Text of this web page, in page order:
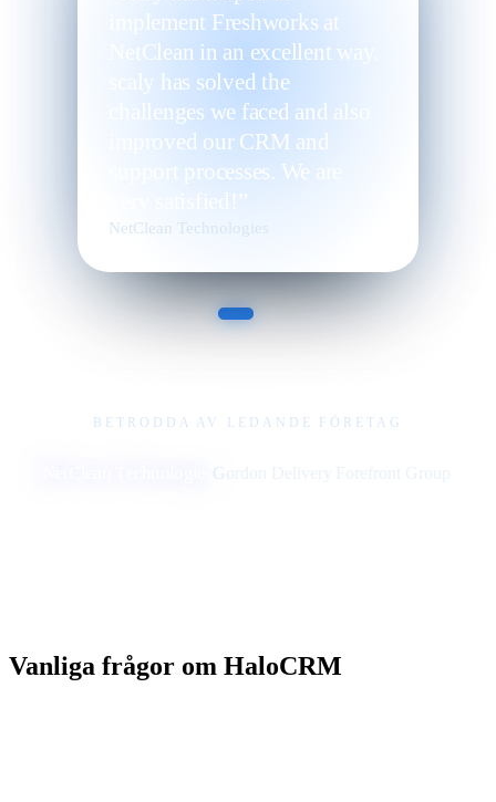
implement Freshworks at
NetClean in an excellent way.
scaly has solved the
challenges we faced and also
improved our CRM and
support processes. We are
very satisfied!”
NetClean Technologies
BETRODDA AV LEDANDE FÖRETAG
Gordon Delivery
Vanliga frågor om HaloCRM